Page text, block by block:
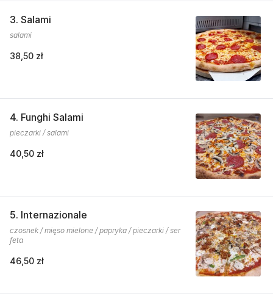
3. Salami
salami
38,50 zł
4. Funghi Salami
pieczarki / salami
40,50 zł
5. Internazionale
czosnek / mięso mielone / papryka / pieczarki / ser
feta
46,50 zł